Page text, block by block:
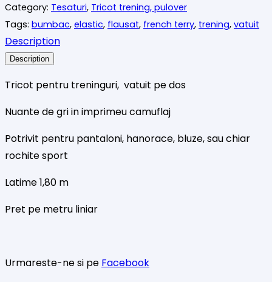
gri
camuflaj
Category: Tesaturi, Tricot trening, pulover
Tags: bumbac, elastic, flausat, french terry, trening, vatuit
Description
Description
Tricot pentru treninguri, vatuit pe dos
Nuante de gri in imprimeu camuflaj
Potrivit pentru pantaloni, hanorace, bluze, sau chiar
rochite sport
Latime 1,80 m
Pret pe metru liniar
Urmareste-ne si pe Facebook